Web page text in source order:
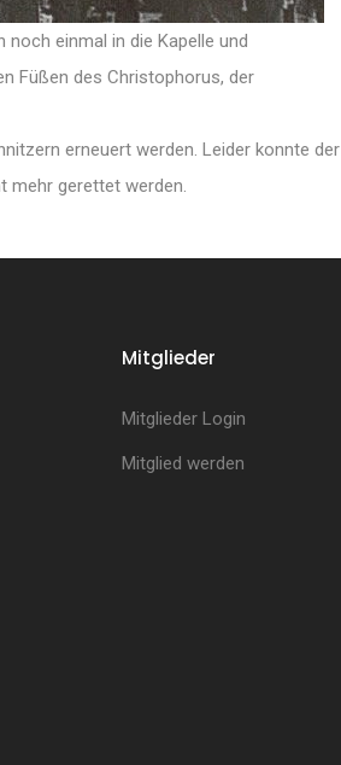
noch einmal in die Kapelle und
Füßen des Christophorus, der
erneuert werden. Leider konnte der
mehr gerettet werden.
Mitglieder
Mitglieder Login
Mitglied werden